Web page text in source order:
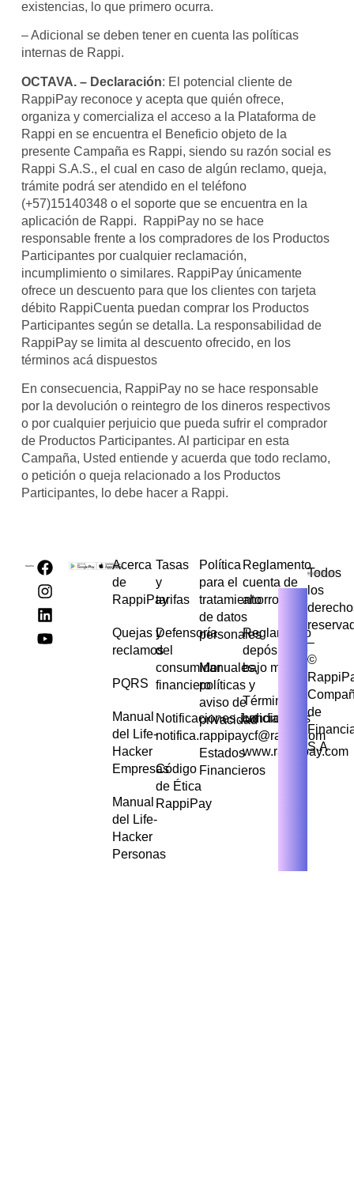
existencias, lo que primero ocurra.
– Adicional se deben tener en cuenta las políticas
internas de Rappi.
OCTAVA. – Declaración: El potencial cliente de
RappiPay reconoce y acepta que quién ofrece,
organiza y comercializa el acceso a la Plataforma de
Rappi en se encuentra el Beneficio objeto de la
presente Campaña es Rappi, siendo su razón social es
Rappi S.A.S., el cual en caso de algún reclamo, queja,
trámite podrá ser atendido en el teléfono
(+57)15140348 o el soporte que se encuentra en la
aplicación de Rappi. RappiPay no se hace
responsable frente a los compradores de los Productos
Participantes por cualquier reclamación,
incumplimiento o similares. RappiPay únicamente
ofrece un descuento para que los clientes con tarjeta
débito RappiCuenta puedan comprar los Productos
Participantes según se detalla. La responsabilidad de
RappiPay se limita al descuento ofrecido, en los
términos acá dispuestos
En consecuencia, RappiPay no se hace responsable
por la devolución o reintegro de los dineros respectivos
o por cualquier perjuicio que pueda sufrir el comprador
de Productos Participantes. Al participar en esta
Campaña, Usted entiende y acuerda que todo reclamo,
o petición o queja relacionado a los Productos
Participantes, lo debe hacer a Rappi.
Acerca
de
RappiPay
Quejas y
reclamos
PQRS
Manual
del Life-
Hacker
Empresas
Manual
del Life-
Hacker
Personas
Tasas
y
tarifas
Defensoría
del
consumidor
financiero
Notificaciones Judiciales
notifica.rappipaycf@rappi.com
Código
de Ética
RappiPay
Política
para el
tratamiento
de datos
personales
Manuales,
políticas y
aviso de
privacidad
Estados
Financieros
Reglamento
cuenta de
ahorros
Reglamento
depósito de
bajo monto
Términos y
condiciones
www.rappipay.com
Todos
los
–
©
de
S.A